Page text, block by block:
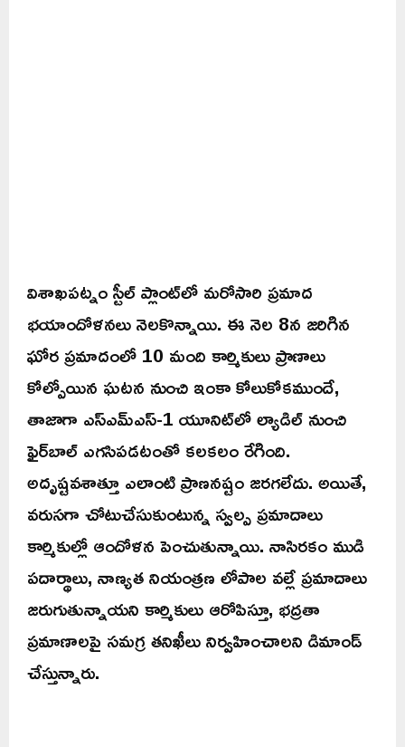
విశాఖపట్నం స్టీల్ ప్లాంట్‌లో మరోసారి ప్రమాద
భయాందోళనలు నెలకొన్నాయి. ఈ నెల 8న జరిగిన
ఘోర ప్రమాదంలో 10 మంది కార్మికులు ప్రాణాలు
కోల్పోయిన ఘటన నుంచి ఇంకా కోలుకోకముందే,
తాజాగా ఎస్‌ఎమ్‌ఎస్-1 యూనిట్‌లో ల్యాడిల్ నుంచి
ఫైర్‌బాల్ ఎగసిపడటంతో కలకలం రేగింది.
అదృష్టవశాత్తూ ఎలాంటి ప్రాణనష్టం జరగలేదు. అయితే,
వరుసగా చోటుచేసుకుంటున్న స్వల్ప ప్రమాదాలు
కార్మికుల్లో ఆందోళన పెంచుతున్నాయి. నాసిరకం ముడి
పదార్థాలు, నాణ్యత నియంత్రణ లోపాల వల్లే ప్రమాదాలు
జరుగుతున్నాయని కార్మికులు ఆరోపిస్తూ, భద్రతా
ప్రమాణాలపై సమగ్ర తనిఖీలు నిర్వహించాలని డిమాండ్
చేస్తున్నారు.